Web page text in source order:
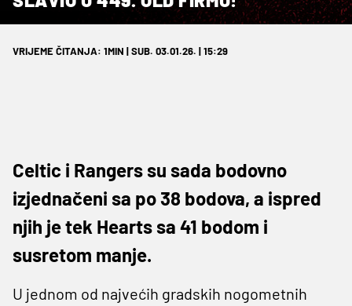
VRIJEME ČITANJA: 1MIN | SUB. 03.01.26. | 15:29
Celtic i Rangers su sada bodovno
izjednačeni sa po 38 bodova, a ispred
njih je tek Hearts sa 41 bodom i
susretom manje.
U jednom od najvećih gradskih nogometnih